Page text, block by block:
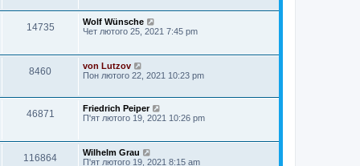
14735
Wolf Wünsche
Чет лютого 25, 2021 7:45 pm
8460
von Lutzov
Пон лютого 22, 2021 10:23 pm
46871
Friedrich Peiper
П'ят лютого 19, 2021 10:26 pm
116864
Wilhelm Grau
П'ят лютого 19, 2021 8:15 am